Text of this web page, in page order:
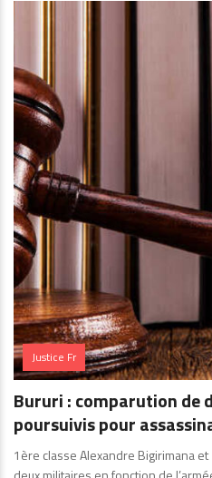
Justice Fr
Bururi : comparution de
poursuivis pour
1ère classe Alexandre Bigirimana